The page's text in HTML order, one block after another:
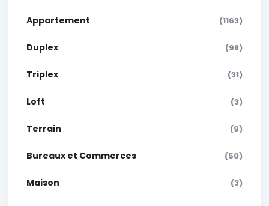
Appartement (1163)
Duplex (98)
Triplex (31)
Loft (3)
Terrain (9)
Bureaux et Commerces (50)
Maison (3)